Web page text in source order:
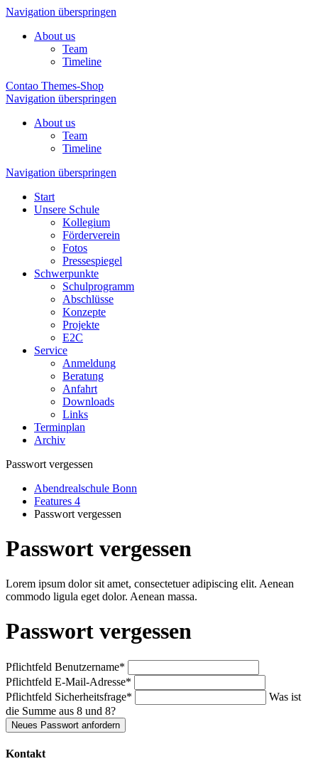
Navigation überspringen
About us
Team
Timeline
Contao Themes-Shop
Navigation überspringen
About us
Team
Timeline
Navigation überspringen
Start
Unsere Schule
Kollegium
Förderverein
Fotos
Pressespiegel
Schwerpunkte
Schulprogramm
Abschlüsse
Konzepte
Projekte
E2C
Service
Anmeldung
Beratung
Anfahrt
Downloads
Links
Terminplan
Archiv
Passwort vergessen
Abendrealschule Bonn
Features 4
Passwort vergessen
Passwort vergessen
Lorem ipsum dolor sit amet, consectetuer adipiscing elit. Aenean
commodo ligula eget dolor. Aenean massa.
Passwort vergessen
Pflichtfeld Benutzername*
Pflichtfeld E-Mail-Adresse*
Pflichtfeld Sicherheitsfrage*
Was ist
die Summe aus 8 und 8?
Neues Passwort anfordern
Kontakt